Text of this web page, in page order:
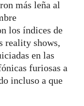
más leña al
los índices de
reality shows,
en las
furiosas a
incluso a que